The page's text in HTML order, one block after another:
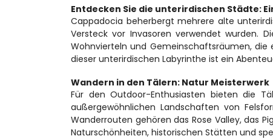
Entdecken Sie die unterirdischen Städte:
Cappadocia beherbergt mehrere alte
Versteck vor Invasoren verwendet wurden.
Wohnvierteln und Gemeinschaftsräumen, die
dieser unterirdischen Labyrinthe ist ein
Wandern in den Tälern: Natur Meisterwerk
Für den Outdoor-Enthusiasten bieten die
außergewöhnlichen Landschaften von
Wanderrouten gehören das Rose Valley, das
Naturschönheiten, historischen Stätten und